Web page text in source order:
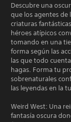
Descubre una
que los agentes de
criaturas
héroes atípicos
tomando en una
forma según las
las que todo
hagas. Forma tu
sobrenaturales
las leyendas en la
Weird West: Una
fantasía oscura